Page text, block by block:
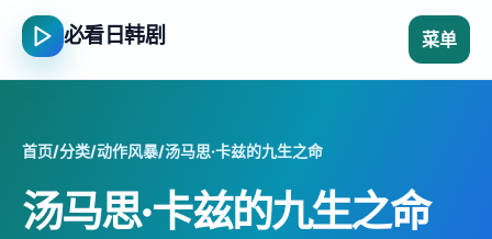
必看日韩剧 菜单
首页/分类/动作风暴/汤马思·卡兹的九生之命
汤马思·卡兹的九生之命